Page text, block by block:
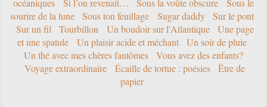
océaniques
Si l’on revenait… Sous la voûte obscure
Sous le
sourire de la lune
Sous ton feuillage Sugar daddy
Sur le pont
Sur un fil
Tourbillon Un boudoir sur l'Atlantique
Une page
et une spatule
Un plaisir acide et méchant
Un soir de pluie
Un thé avec mes chères fantômes
Vous avez des enfants?
Voyage extraordinaire
Écaille de tortue : poésies
Être de
papier